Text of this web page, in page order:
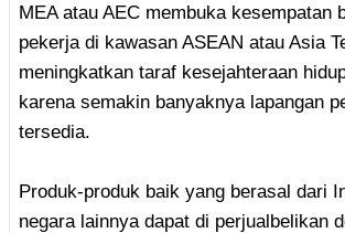
MEA atau AEC membuka kesempatan
pekerja di kawasan ASEAN atau Asia
meningkatkan taraf kesejahteraan
karena semakin banyaknya lapangan
tersedia.
Produk-produk baik yang berasal dari
negara lainnya dapat di perjualbelikan